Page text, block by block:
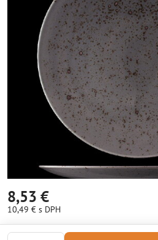
8,53 €
10,49 € s DPH